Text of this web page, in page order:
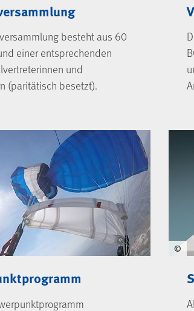
besteht aus 60
einer entsprechenden
und
(paritätisch besetzt).
©